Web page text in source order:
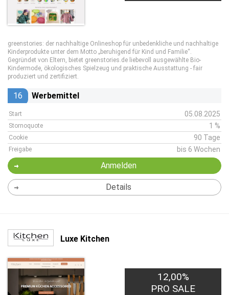
greenstories: der nachhaltige Onlineshop für unbedenkliche und nachhaltige
Kinderprodukte unter dem Motto „beruhigend für Kind und Familie“.
Gegründet von Eltern, bietet greenstories.de liebevoll ausgewählte Bio-
Kindermode, ökologisches Spielzeug und praktische Ausstattung - fair
produziert und zertifiziert.
16 Werbemittel
Start 05.08.2025
Stornoquote 1 %
Cookie 90 Tage
Freigabe bis 6 Wochen
Anmelden
Details
Luxe Kitchen
12,00%
PRO SALE